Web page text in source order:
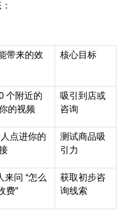
带来的效
核心目标
个附近的
的视频
吸引到店或
咨询
点进你的
测试商品吸
引力
来问 “怎么
费”
获取初步咨
询线索